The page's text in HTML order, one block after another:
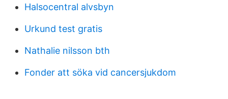
Halsocentral alvsbyn
Urkund test gratis
Nathalie nilsson bth
Fonder att söka vid cancersjukdom